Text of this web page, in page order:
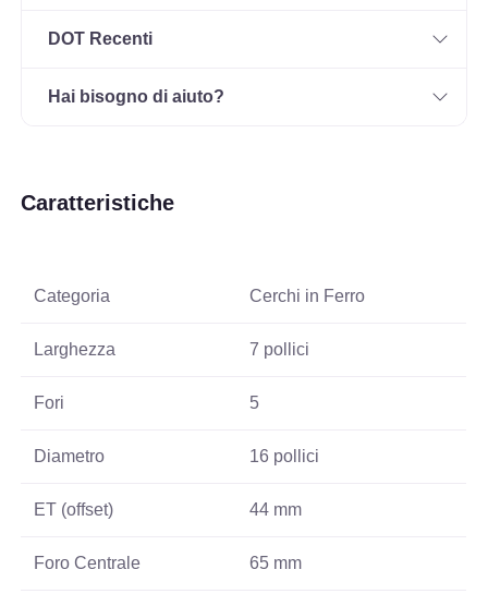
DOT Recenti
Hai bisogno di aiuto?
Caratteristiche
Categoria Cerchi in Ferro
Larghezza 7 pollici
Fori 5
Diametro 16 pollici
ET (offset) 44 mm
Foro Centrale 65 mm